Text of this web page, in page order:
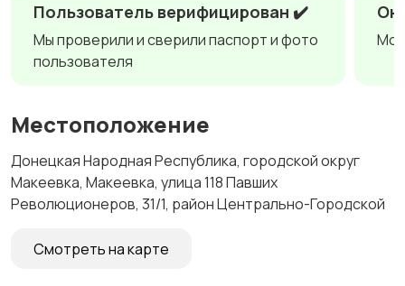
Пользователь верифицирован ✔️
Мы проверили и сверили паспорт и фото
пользователя
Местоположение
Донецкая Народная Республика, городской округ
Макеевка, Макеевка, улица 118 Павших
Революционеров, 31/1, район Центрально-Городской
Смотреть на карте